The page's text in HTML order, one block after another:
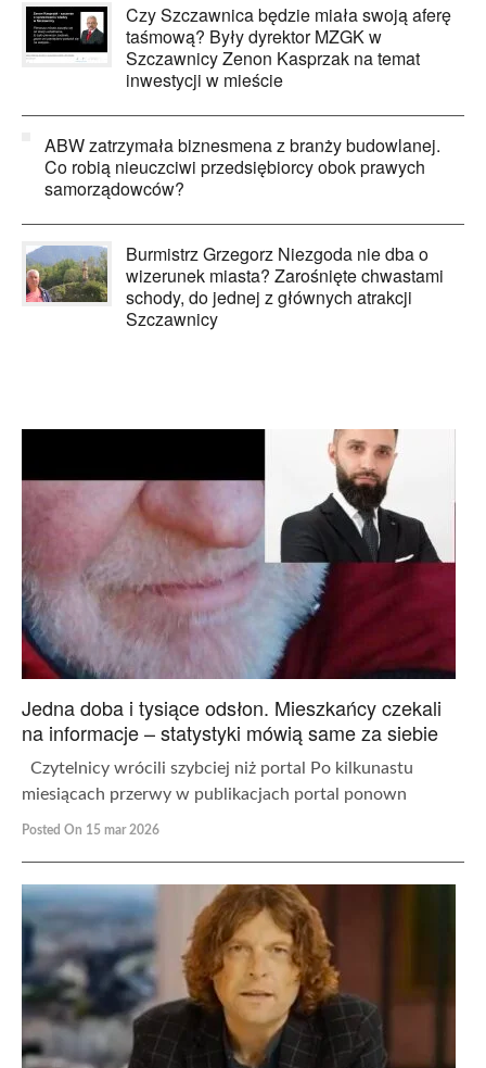
Czy Szczawnica będzie miała swoją aferę
taśmową? Były dyrektor MZGK w
Szczawnicy Zenon Kasprzak na temat
inwestycji w mieście
ABW zatrzymała biznesmena z branży budowlanej.
Co robią nieuczciwi przedsiębiorcy obok prawych
samorządowców?
Burmistrz Grzegorz Niezgoda nie dba o
wizerunek miasta? Zarośnięte chwastami
schody, do jednej z głównych atrakcji
Szczawnicy
Jedna doba i tysiące odsłon. Mieszkańcy czekali
na informacje – statystyki mówią same za siebie
Czytelnicy wrócili szybciej niż portal Po kilkunastu
miesiącach przerwy w publikacjach portal ponown
Posted On 15 mar 2026